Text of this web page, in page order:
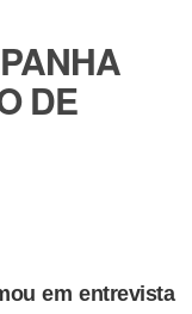
DE
em entrevista